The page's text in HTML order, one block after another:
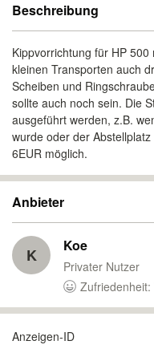
Beschreibung
Kippvorrichtung für HP
kleinen Transporten auch
Scheiben und
sollte auch noch sein. Die
ausgeführt werden, z.B.
wurde oder der
6EUR möglich.
Anbieter
K Koe
Privater Nutzer
Zufriedenheit:
Anzeigen-ID